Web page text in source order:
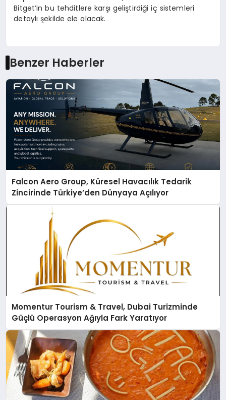
Bitget’in bu tehditlere karşı geliştirdiği iç sistemleri
detaylı şekilde ele alacak.
Benzer Haberler
Falcon Aero Group, Küresel Havacılık Tedarik
Zincirinde Türkiye’den Dünyaya Açılıyor
Momentur Tourism & Travel, Dubai Turizminde
Güçlü Operasyon Ağıyla Fark Yaratıyor